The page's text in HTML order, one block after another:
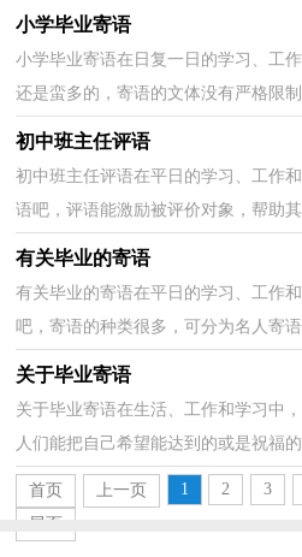
对写寄语感到非常苦恼吧，下面是小
小学毕业寄语
小学毕业寄语在日复一日的学习、工
还是蛮多的，寄语的文体没有严格限
笔。那什么样的寄语才是好的寄语呢
初中班主任评语
初中班主任评语在平日的学习、工作
语吧，评语能激励被评价对象，帮助
的信心。相信写评语是一个让许多人
有关毕业的寄语
有关毕业的寄语在平日的学习、工作
吧，寄语的种类很多，可分为名人寄
任寄语、爱情寄语等。什么样的寄语
关于毕业寄语
关于毕业寄语在生活、工作和学习中
人们能把自己希望能达到的或是祝福
都对写寄语感到非常苦恼吧，以下是
首页 上一页 1 2 3
尾页